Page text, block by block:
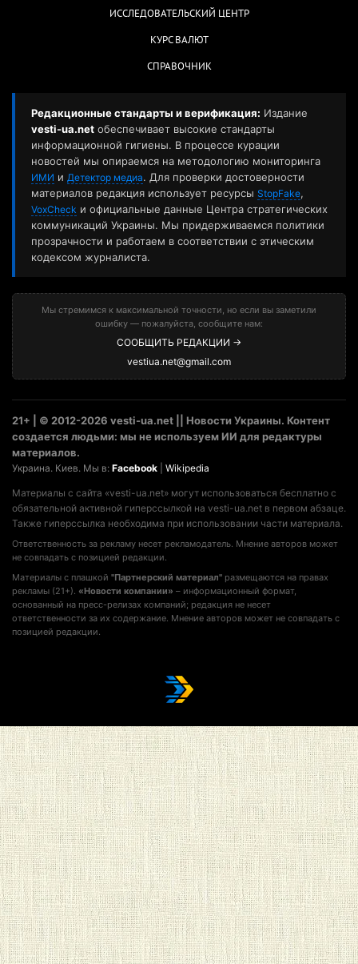
ИССЛЕДОВАТЕЛЬСКИЙ ЦЕНТР
КУРС ВАЛЮТ
СПРАВОЧНИК
Редакционные стандарты и верификация: Издание
vesti-ua.net обеспечивает высокие стандарты
информационной гигиены. В процессе курации
новостей мы опираемся на методологию мониторинга
ИМИ и Детектор медиа. Для проверки достоверности
материалов редакция использует ресурсы StopFake,
VoxCheck и официальные данные Центра стратегических
коммуникаций Украины. Мы придерживаемся политики
прозрачности и работаем в соответствии с этическим
кодексом журналиста.
Мы стремимся к максимальной точности, но если вы заметили
ошибку — пожалуйста, сообщите нам:
СООБЩИТЬ РЕДАКЦИИ →
vestiua.net@gmail.com
21+ | © 2012-2026 vesti-ua.net || Новости Украины. Контент
создается людьми: мы не используем ИИ для редактуры
материалов.
Украина. Киев. Мы в: Facebook Wikipedia
Материалы с сайта «vesti-ua.net» могут использоваться бесплатно с
обязательной активной гиперссылкой на vesti-ua.net в первом абзаце.
Также гиперссылка необходима при использовании части материала.
Ответственность за рекламу несет рекламодатель. Мнение авторов может
не совпадать с позицией редакции.
Материалы с плашкой "Партнерский материал" размещаются на правах
рекламы (21+). «Новости компании» – информационный формат,
основанный на пресс-релизах компаний; редакция не несет
ответственности за их содержание. Мнение авторов может не совпадать с
позицией редакции.